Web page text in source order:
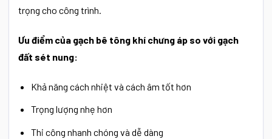
trọng cho công trình.
Ưu điểm của gạch bê tông khí chưng áp so với gạch
đất sét nung:
Khả năng cách nhiệt và cách âm tốt hơn
Trọng lượng nhẹ hơn
Thi công nhanh chóng và dễ dàng